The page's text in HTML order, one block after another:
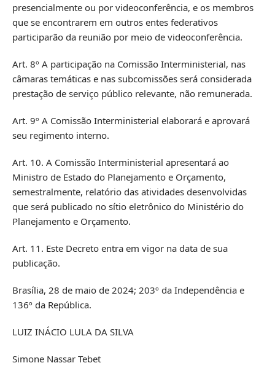
presencialmente ou por videoconferência, e os membros
que se encontrarem em outros entes federativos
participarão da reunião por meio de videoconferência.
Art. 8º A participação na Comissão Interministerial, nas
câmaras temáticas e nas subcomissões será considerada
prestação de serviço público relevante, não remunerada.
Art. 9º A Comissão Interministerial elaborará e aprovará
seu regimento interno.
Art. 10. A Comissão Interministerial apresentará ao
Ministro de Estado do Planejamento e Orçamento,
semestralmente, relatório das atividades desenvolvidas
que será publicado no sítio eletrônico do Ministério do
Planejamento e Orçamento.
Art. 11. Este Decreto entra em vigor na data de sua
publicação.
Brasília, 28 de maio de 2024; 203º da Independência e
136º da República.
LUIZ INÁCIO LULA DA SILVA
Simone Nassar Tebet